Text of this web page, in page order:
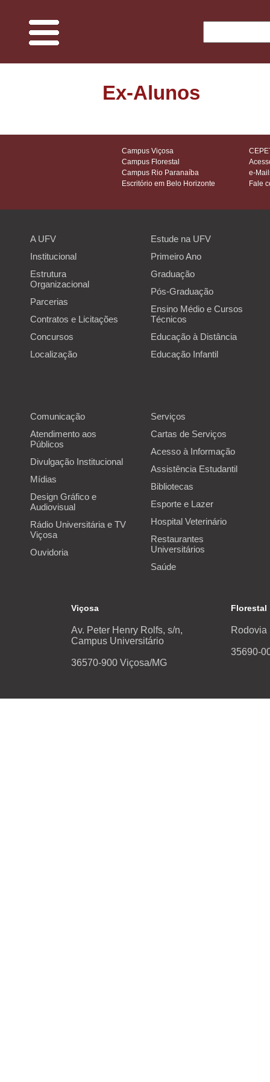
Espaços e ciências
Edificações do Campus
Fauna
Flora
Localização
Ex-Alunos
Campus Viçosa
Campus Florestal
Campus Rio Paranaíba
Escritório em Belo Horizonte
e-
Fale
A UFV
Institucional
Estrutura
Organizacional
Parcerias
Contratos e Licitações
Concursos
Localização
Estude na UFV
Primeiro Ano
Graduação
Pós-Graduação
Ensino Médio e Cursos
Técnicos
Educação à Distância
Educação Infantil
Comunicação
Atendimento aos
Públicos
Divulgação Institucional
Mídias
Design Gráfico e
Audiovisual
Rádio Universitária e TV
Viçosa
Ouvidoria
Serviços
Cartas de Serviços
Acesso à Informação
Assistência Estudantil
Bibliotecas
Esporte e Lazer
Hospital Veterinário
Restaurantes
Universitários
Saúde
Viçosa
Av. Peter Henry Rolfs, s/n,
Campus Universitário
36570-900 Viçosa/MG
Florestal
Rodovia
35690-